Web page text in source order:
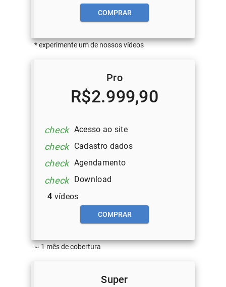
COMPRAR
* experimente um de nossos vídeos
Pro
R$2.999,90
check Acesso ao site
check Cadastro dados
check Agendamento
check
Download
4 vídeos
COMPRAR
~ 1 mês de cobertura
Super